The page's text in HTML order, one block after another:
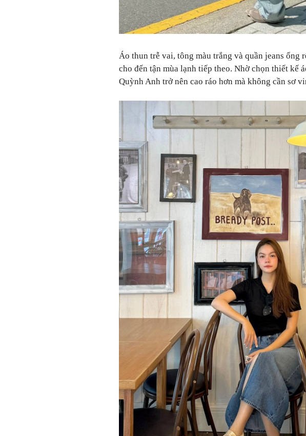
Áo thun trễ vai, tông màu trắng và quần jeans ống
cho đến tận mùa lạnh tiếp theo. Nhờ chọn thiết kế
Quỳnh Anh trở nên cao ráo hơn mà không cần sơ